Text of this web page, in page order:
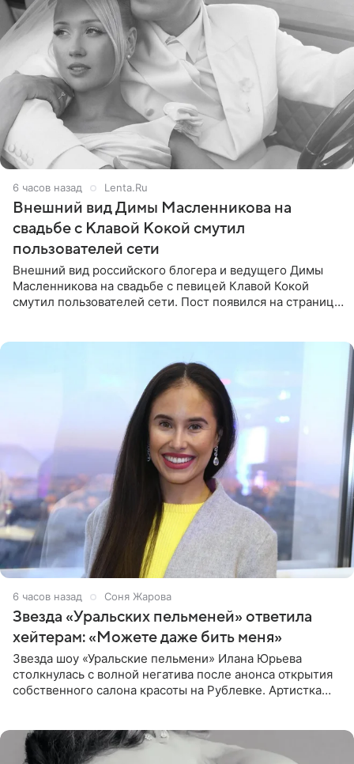
6 часов назад Lenta.Ru
Внешний вид Димы Масленникова на
свадьбе с Клавой Кокой смутил
пользователей сети
Внешний вид российского блогера и ведущего Димы
Масленникова на свадьбе с певицей Клавой Кокой
смутил пользователей сети. Пост появился на странице
6 часов назад Соня Жарова
Звезда «Уральских пельменей» ответила
хейтерам: «Можете даже бить меня»
Звезда шоу «Уральские пельмени» Илана Юрьева
столкнулась с волной негатива после анонса открытия
собственного салона красоты на Рублевке. Артистка